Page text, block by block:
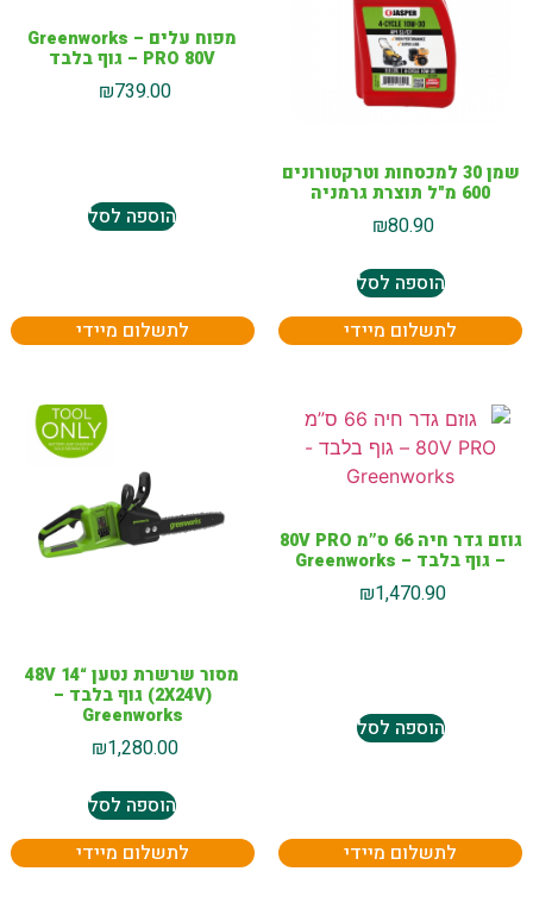
שמן 30 למכסחות וטרקטורונים
600 מ"ל תוצרת גרמניה
₪80.90
הוספה לסל
לתשלום מיידי
מפוח עלים – Greenworks
PRO 80V – גוף בלבד
₪739.00
הוספה לסל
לתשלום מיידי
גוזם גדר חיה 66 ס”מ 80V PRO
– גוף בלבד – Greenworks
₪1,470.90
הוספה לסל
לתשלום מיידי
מסור שרשרת נטען “14 48V
(2X24V) גוף בלבד –
Greenworks
₪1,280.00
הוספה לסל
לתשלום מיידי